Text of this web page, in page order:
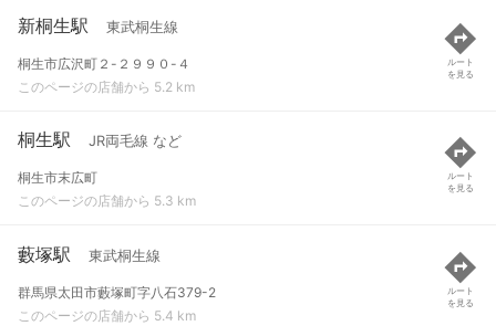
新桐生駅 東武桐生線
桐生市広沢町２-２９９０-４
このページの店舗から 5.2 km
ルート
を見る
桐生駅 JR両毛線 など
桐生市末広町
このページの店舗から 5.3 km
ルート
を見る
藪塚駅 東武桐生線
群馬県太田市藪塚町字八石379-2
このページの店舗から 5.4 km
ルート
を見る